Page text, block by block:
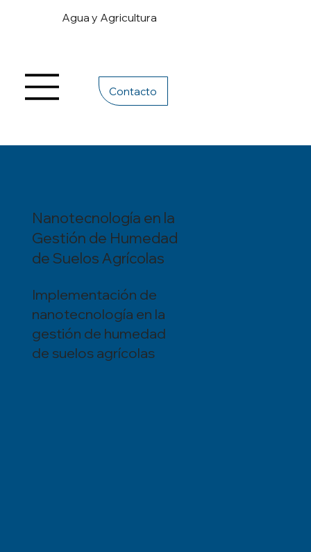
Agua y Agricultura
Contacto
Nanotecnología en la
Gestión de Humedad
de Suelos Agrícolas
Implementación de
nanotecnología en la
gestión de humedad
de suelos agrícolas